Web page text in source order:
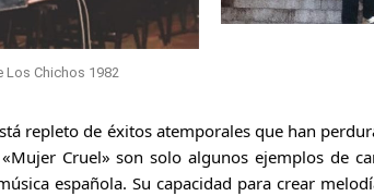
Los Chichos 1982
repleto de éxitos atemporales que han
Cruel» son solo algunos ejemplos de
española. Su capacidad para crear